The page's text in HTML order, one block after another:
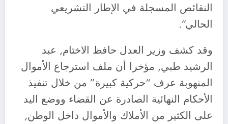
النقائص المسجلة في الإطار التشريعي
الحالي”.
وقد كشف وزير العدل حافظ الاختام, عبد
الرشيد طبي, مؤخرا أن ملف استرجاع الأموال
المنهوبة عرف “حركية كبيرة” من خلال تنفيذ
الأحكام النهائية الصادرة عن القضاء ووضع اليد
على الكثير من الأملاك والأموال داخل الوطن,